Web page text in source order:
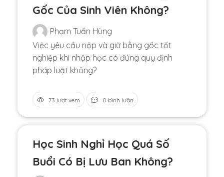
Gốc Của Sinh Viên Không?
Phạm Tuấn Hùng
Việc yêu cầu nộp và giữ bằng gốc tốt
nghiệp khi nhập học có đúng quy định
pháp luật không?
73 lượt xem 0 bình luận
Học Sinh Nghỉ Học Quá Số
Buổi Có Bị Lưu Ban Không?